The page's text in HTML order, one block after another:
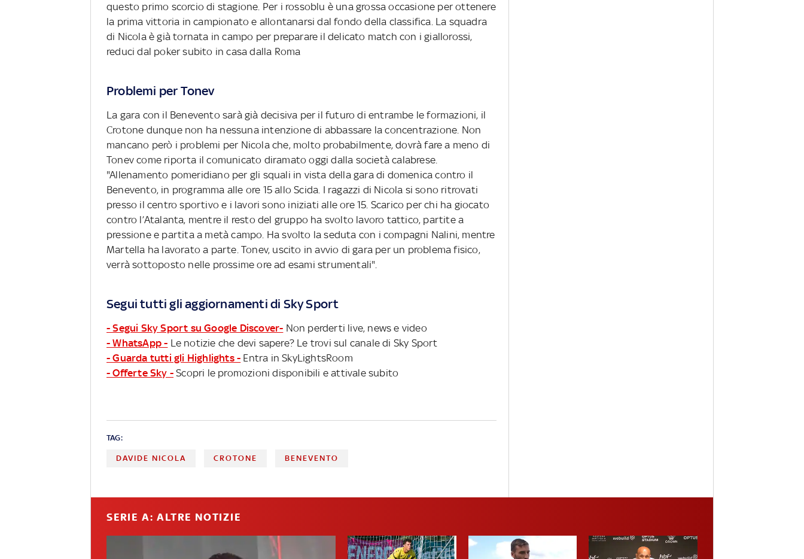
questo primo scorcio di stagione. Per i rossoblu è una grossa occasione per ottenere
la prima vittoria in campionato e allontanarsi dal fondo della classifica. La squadra
di Nicola è già tornata in campo per preparare il delicato match con i giallorossi,
reduci dal poker subito in casa dalla Roma
Problemi per Tonev
La gara con il Benevento sarà già decisiva per il futuro di entrambe le formazioni, il
Crotone dunque non ha nessuna intenzione di abbassare la concentrazione. Non
mancano però i problemi per Nicola che, molto probabilmente, dovrà fare a meno di
Tonev come riporta il comunicato diramato oggi dalla società calabrese.
"Allenamento pomeridiano per gli squali in vista della gara di domenica contro il
Benevento, in programma alle ore 15 allo Scida. I ragazzi di Nicola si sono ritrovati
presso il centro sportivo e i lavori sono iniziati alle ore 15. Scarico per chi ha giocato
contro l’Atalanta, mentre il resto del gruppo ha svolto lavoro tattico, partite a
pressione e partita a metà campo. Ha svolto la seduta con i compagni Nalini, mentre
Martella ha lavorato a parte. Tonev, uscito in avvio di gara per un problema fisico,
verrà sottoposto nelle prossime ore ad esami strumentali".
Segui tutti gli aggiornamenti di Sky Sport
- Segui Sky Sport su Google Discover- Non perderti live, news e video
- WhatsApp - Le notizie che devi sapere? Le trovi sul canale di Sky Sport
- Guarda tutti gli Highlights - Entra in SkyLightsRoom
- Offerte Sky - Scopri le promozioni disponibili e attivale subito
TAG:
DAVIDE NICOLA CROTONE BENEVENTO
SERIE A: ALTRE NOTIZIE